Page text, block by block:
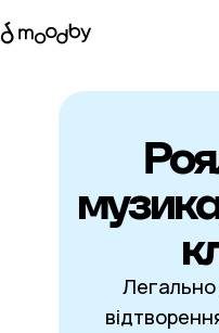
Легально